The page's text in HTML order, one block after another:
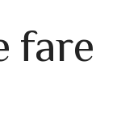
fare